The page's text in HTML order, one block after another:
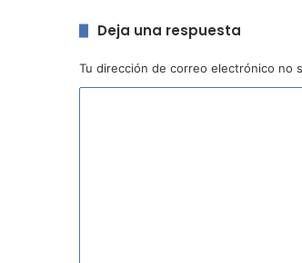
Deja una respuesta
Tu dirección de correo electrónico no